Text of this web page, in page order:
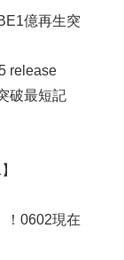
億再生突
release
破最短記
】
！！0602現在